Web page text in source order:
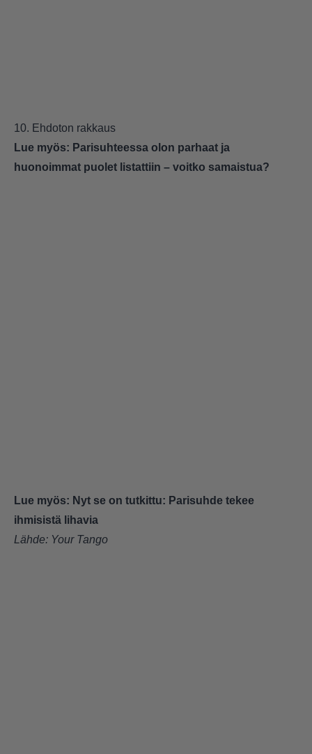
10. Ehdoton rakkaus
Lue myös: Parisuhteessa olon parhaat ja
huonoimmat puolet listattiin – voitko samaistua?
Lue myös: Nyt se on tutkittu: Parisuhde tekee
ihmisistä lihavia
Lähde: Your Tango